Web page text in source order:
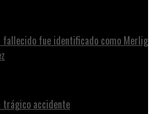
fallecido fue identificado como Merlig
trágico accidente